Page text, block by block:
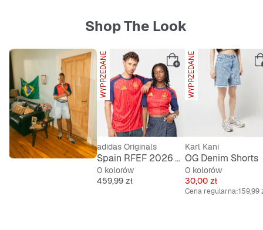
W zestawie trzy zestawy sznurowadeł
Tekstylna wyściółka
Gumowa podeszwa zewnętrzna
Shop The Look
WYPRZEDANE
adidas Originals
Spain RFEF 2026 Home Jersey
0 kolorów
Cena
459,99 zł
WYPRZEDANE
Karl Kani
OG Denim Shorts
0 kolorów
Cena
30,00 zł
Cena regularna:159,99